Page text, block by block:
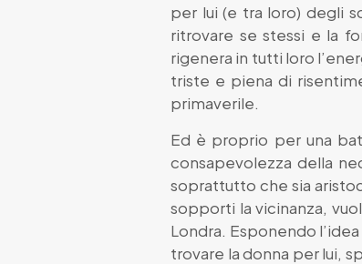
per lui (e tra loro) degli
ritrovare se stessi e la
rigenera in tutti loro
triste e piena di
primaverile.
Ed è proprio per una
consapevolezza della
soprattutto che sia
sopporti la vicinanza,
Londra. Esponendo
trovare la donna per lui,